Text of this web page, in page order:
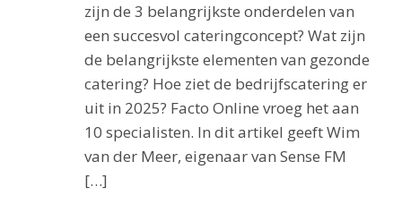
zijn de 3 belangrijkste onderdelen van
een succesvol cateringconcept? Wat zijn
de belangrijkste elementen van gezonde
catering? Hoe ziet de bedrijfscatering er
uit in 2025? Facto Online vroeg het aan
10 specialisten. In dit artikel geeft Wim
van der Meer, eigenaar van Sense FM
[…]